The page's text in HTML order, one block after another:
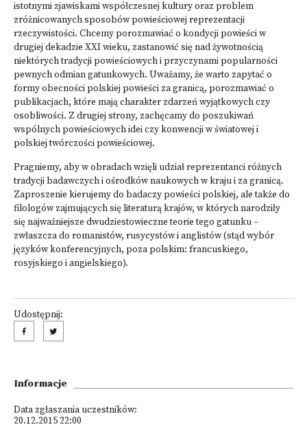
istotnymi zjawiskami współczesnej kultury oraz problem
zróżnicowanych sposobów powieściowej reprezentacji
rzeczywistości. Chcemy porozmawiać o kondycji powieści w
drugiej dekadzie XXI wieku, zastanowić się nad żywotnością
niektórych tradycji powieściowych i przyczynami popularności
pewnych odmian gatunkowych. Uważamy, że warto zapytać o
formy obecności polskiej powieści za granicą, porozmawiać o
publikacjach, które mają charakter zdarzeń wyjątkowych czy
osobliwości. Z drugiej strony, zachęcamy do poszukiwań
wspólnych powieściowych idei czy konwencji w światowej i
polskiej twórczości powieściowej.
Pragniemy, aby w obradach wzięli udział reprezentanci różnych
tradycji badawczych i ośrodków naukowych w kraju i za granicą.
Zaproszenie kierujemy do badaczy powieści polskiej, ale także do
filologów zajmujących się literaturą krajów, w których narodziły
się najważniejsze dwudziestowieczne teorie tego gatunku –
zwłaszcza do romanistów, rusycystów i anglistów (stąd wybór
języków konferencyjnych, poza polskim: francuskiego,
rosyjskiego i angielskiego).
Udostępnij:
Informacje
Data zgłaszania uczestników:
20.12.2015 22:00